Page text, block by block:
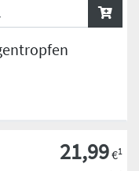
21,99€1